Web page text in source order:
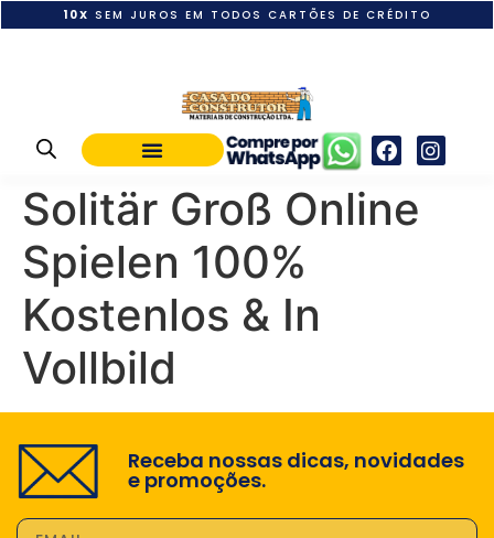
10X SEM JUROS EM TODOS CARTÕES DE CRÉDITO
Solitär Groß Online
Spielen 100%
Kostenlos & In
Vollbild
Receba nossas dicas, novidades
e promoções.